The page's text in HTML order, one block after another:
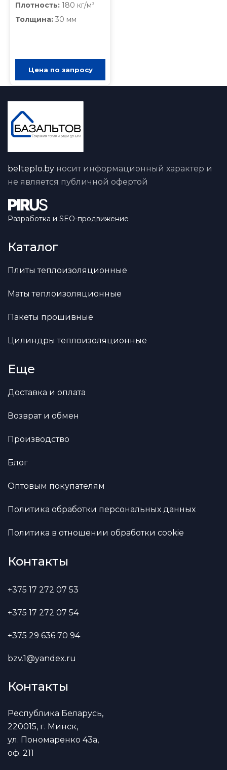
Плотность: 180 кг/м³
Толщина: 30 мм
Цена по запросу
belteplo.by носит информационный характер и
не является публичной офертой
Разработка и SEO-продвижение
Каталог
Плиты теплоизоляционные
Маты теплоизоляционные
Пакеты прошивные
Цилиндры теплоизоляционные
Еще
Доставка и оплата
Возврат и обмен
Производство
Блог
Оптовым покупателям
Политика обработки персональных данных
Политика в отношении обработки cookie
Контакты
+375 17 272 07 53
+375 17 272 07 54
+375 29 636 70 94
bzv.1@yandex.ru
Контакты
Республика Беларусь,
220015, г. Минск,
ул. Пономаренко 43а,
оф. 211